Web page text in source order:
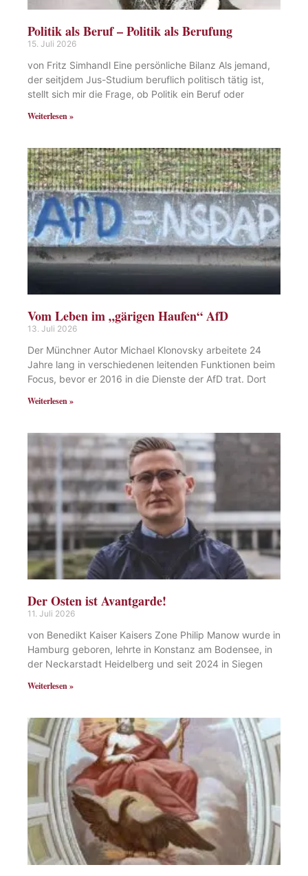
Politik als Beruf – Politik als Berufung
15. Juli 2026
von Fritz Simhandl Eine persönliche Bilanz Als jemand,
der seitjdem Jus-Studium beruflich politisch tätig ist,
stellt sich mir die Frage, ob Politik ein Beruf oder
Weiterlesen »
Vom Leben im „gärigen Haufen“ AfD
13. Juli 2026
Der Münchner Autor Michael Klonovsky arbeitete 24
Jahre lang in verschiedenen leitenden Funktionen beim
Focus, bevor er 2016 in die Dienste der AfD trat. Dort
Weiterlesen »
Der Osten ist Avantgarde!
11. Juli 2026
von Benedikt Kaiser Kaisers Zone Philip Manow wurde in
Hamburg geboren, lehrte in Konstanz am Bodensee, in
der Neckarstadt Heidelberg und seit 2024 in Siegen
Weiterlesen »